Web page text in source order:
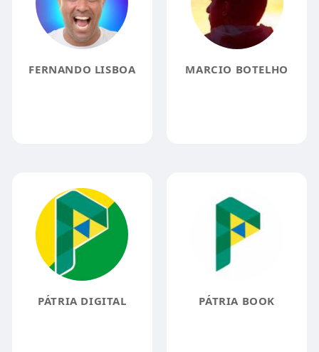
FERNANDO LISBOA MARCIO BOTELHO
PÁTRIA DIGITAL PÁTRIA BOOK